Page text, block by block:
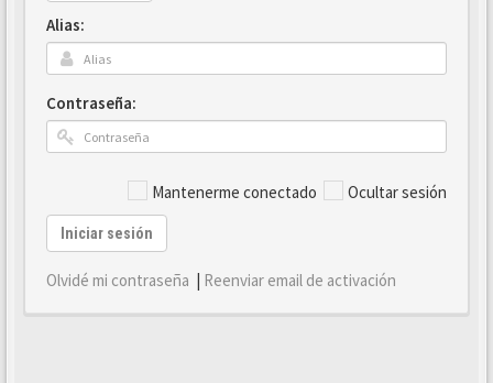
Alias:
Contraseña:
Mantenerme conectado Ocultar sesión
Iniciar sesión
Olvidé mi contraseña | Reenviar email de activación